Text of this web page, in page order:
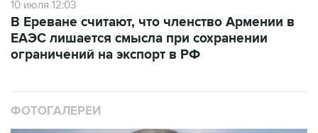
ЕАЭС лишается смысла при сохранении
ограничений на экспорт в РФ